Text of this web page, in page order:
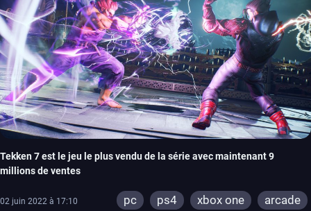
Tekken 7 est le jeu le plus vendu de la série avec maintenant 9
millions de ventes
02 juin 2022 à 17:10 pc ps4 xbox one arcade